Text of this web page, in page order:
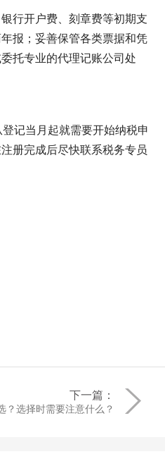
行开户费、刻章费等初期支
报；妥善保管各类票据和凭
托专业的代理记账公司处
记当月起就需要开始纳税申
册完成后尽快联系税务专员
下一篇：
？选择时需要注意什么？